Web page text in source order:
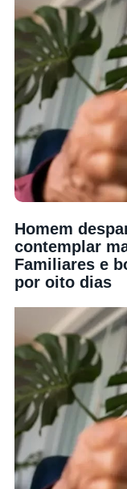
Homem
contemplar
Familiares e
por oito dias